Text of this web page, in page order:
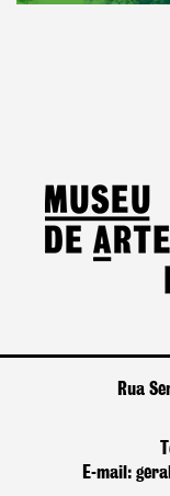
Rua
E-mail: